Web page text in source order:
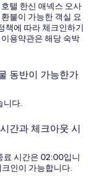
텔 한신 애넥스 오사
불이 가능한 객실 요
책에 따라 체크인하기
용약관은 해당 숙박
동반이 가능한가
니다.
간과 체크아웃 시
료 시간은 02:00입니
인이 가능합니다.